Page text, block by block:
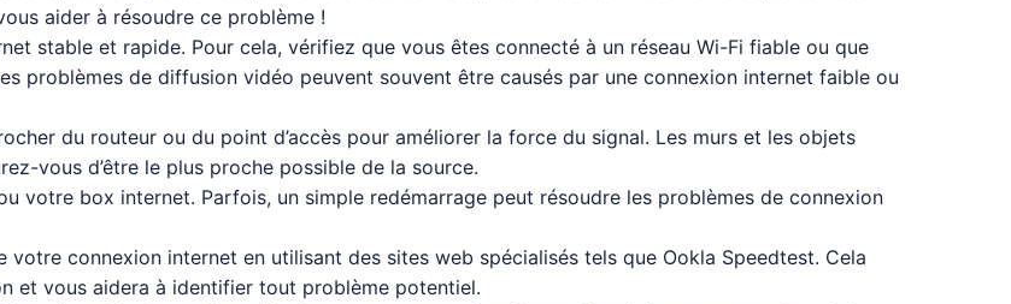
aider à résoudre ce problème !
stable et rapide. Pour cela, vérifiez que vous êtes connecté à un réseau Wi-Fi fiable ou que
problèmes de diffusion vidéo peuvent souvent être causés par une connexion internet faible ou
du routeur ou du point d’accès pour améliorer la force du signal. Les murs et les objets
vous d’être le plus proche possible de la source.
votre box internet. Parfois, un simple redémarrage peut résoudre les problèmes de connexion
connexion internet en utilisant des sites web spécialisés tels que Ookla Speedtest. Cela
et vous aidera à identifier tout problème potentiel.